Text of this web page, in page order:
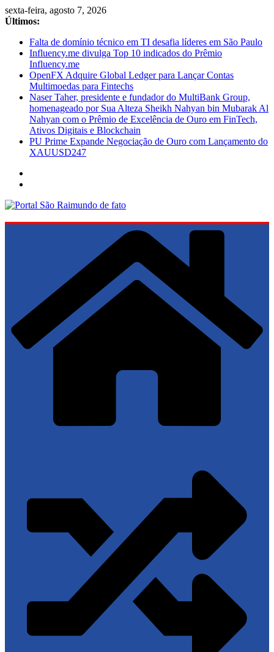
Pular
para
conteúdo
sexta-feira, agosto 7, 2026
Últimos:
Falta de domínio técnico em TI desafia líderes em São Paulo
Influency.me divulga Top 10 indicados do Prêmio
Influency.me
OpenFX Adquire Global Ledger para Lançar Contas
Multimoedas para Fintechs
Naser Taher, presidente e fundador do MultiBank Group,
homenageado por Sua Alteza Sheikh Nahyan bin Mubarak Al
Nahyan com o Prêmio de Excelência de Ouro em FinTech,
Ativos Digitais e Blockchain
PU Prime Expande Negociação de Ouro com Lançamento do
XAUUSD247